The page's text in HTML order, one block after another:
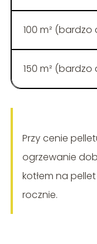
100 m²
150 m²
Przy cenie
ogrzewanie
kotłem na
rocznie.